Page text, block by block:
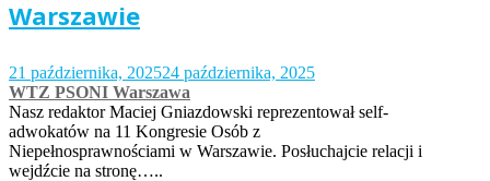
Warszawie
21 października, 202524 października, 2025
WTZ PSONI Warszawa
Nasz redaktor Maciej Gniazdowski reprezentował self-
adwokatów na 11 Kongresie Osób z
Niepełnosprawnościami w Warszawie. Posłuchajcie relacji i
wejdźcie na stronę…..